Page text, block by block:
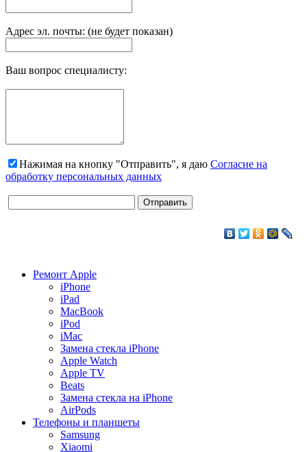
Адрес эл. почты: (не будет показан)
Ваш вопрос специалисту:
Нажимая на кнопку "Отправить", я даю Согласие на
обработку персональных данных
Ремонт Apple
iPhone
iPad
MacBook
iPod
iMac
Замена стекла iPhone
Apple Watch
Apple TV
Beats
Замена стекла на iPhone
AirPods
Телефоны и планшеты
Samsung
Xiaomi